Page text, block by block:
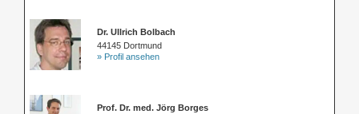
Dr. Ullrich Bolbach
44145 Dortmund
» Profil ansehen
Prof. Dr. med. Jörg Borges